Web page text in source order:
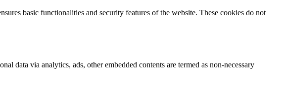
basic functionalities and security features of the website. These cookies do not
data via analytics, ads, other embedded contents are termed as non-necessary